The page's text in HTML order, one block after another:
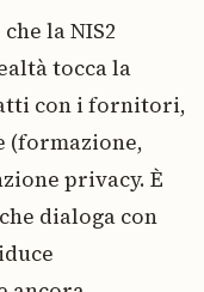
la NIS2
tocca la
con i fornitori,
(formazione,
privacy. È
dialoga con